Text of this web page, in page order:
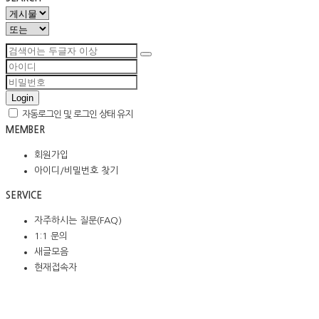
Login
자동로그인 및 로그인 상태 유지
MEMBER
회원가입
아이디/비밀번호 찾기
SERVICE
자주하시는 질문(FAQ)
1:1 문의
새글모음
현재접속자